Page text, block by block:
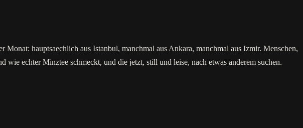
hauptsaechlich aus Istanbul, manchmal aus Ankara, manchmal aus Izmir. Menschen,
echter Minztee schmeckt, und die jetzt, still und leise, nach etwas anderem suchen.